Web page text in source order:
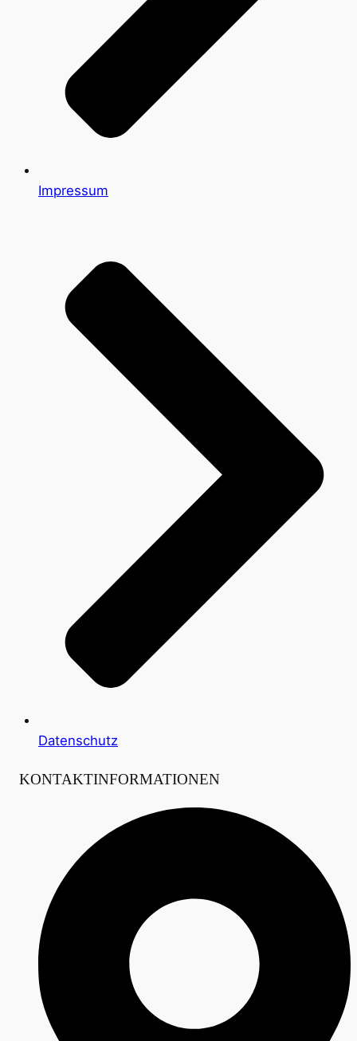
Impressum
Datenschutz
KONTAKTINFORMATIONEN